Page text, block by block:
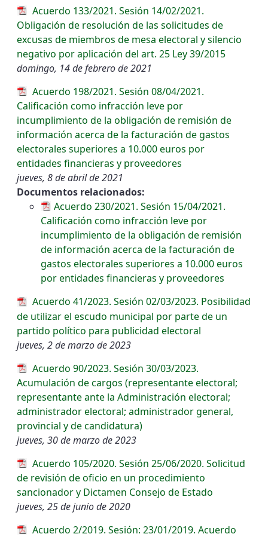
Acuerdo 133/2021. Sesión 14/02/2021.
Obligación de resolución de las solicitudes de
excusas de miembros de mesa electoral y silencio
negativo por aplicación del art. 25 Ley 39/2015
domingo, 14 de febrero de 2021
Acuerdo 198/2021. Sesión 08/04/2021.
Calificación como infracción leve por
incumplimiento de la obligación de remisión de
información acerca de la facturación de gastos
electorales superiores a 10.000 euros por
entidades financieras y proveedores
jueves, 8 de abril de 2021
Documentos relacionados:
Acuerdo 230/2021. Sesión 15/04/2021.
Calificación como infracción leve por
incumplimiento de la obligación de remisión
de información acerca de la facturación de
gastos electorales superiores a 10.000 euros
por entidades financieras y proveedores
Acuerdo 41/2023. Sesión 02/03/2023. Posibilidad
de utilizar el escudo municipal por parte de un
partido político para publicidad electoral
jueves, 2 de marzo de 2023
Acuerdo 90/2023. Sesión 30/03/2023.
Acumulación de cargos (representante electoral;
representante ante la Administración electoral;
administrador electoral; administrador general,
provincial y de candidatura)
jueves, 30 de marzo de 2023
Acuerdo 105/2020. Sesión 25/06/2020. Solicitud
de revisión de oficio en un procedimiento
sancionador y Dictamen Consejo de Estado
jueves, 25 de junio de 2020
Acuerdo 2/2019. Sesión: 23/01/2019. Acuerdo